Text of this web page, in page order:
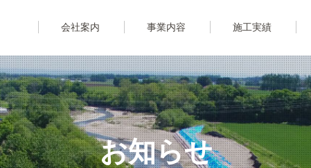
会社案内 事業内容 施工実績
お知らせ